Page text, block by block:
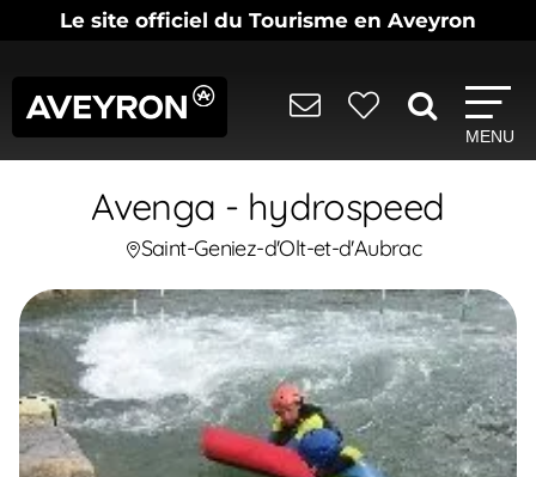
Le site officiel du Tourisme en Aveyron
MENU
Avenga - hydrospeed
Saint-Geniez-d'Olt-et-d'Aubrac